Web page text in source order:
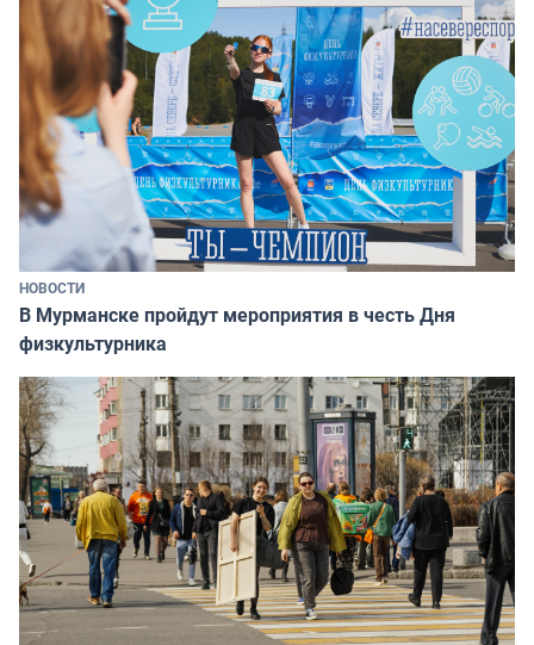
НОВОСТИ
В Мурманске пройдут мероприятия в честь Дня
физкультурника